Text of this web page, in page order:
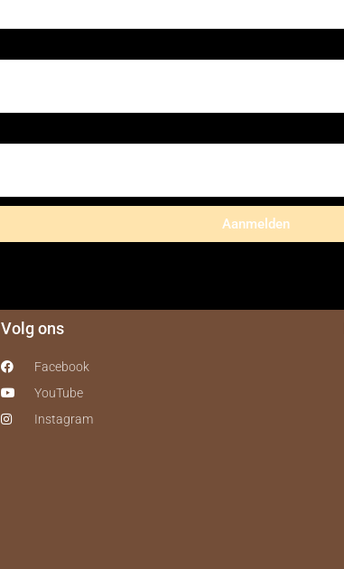
Aanmelden
Volg ons
Facebook
YouTube
Instagram